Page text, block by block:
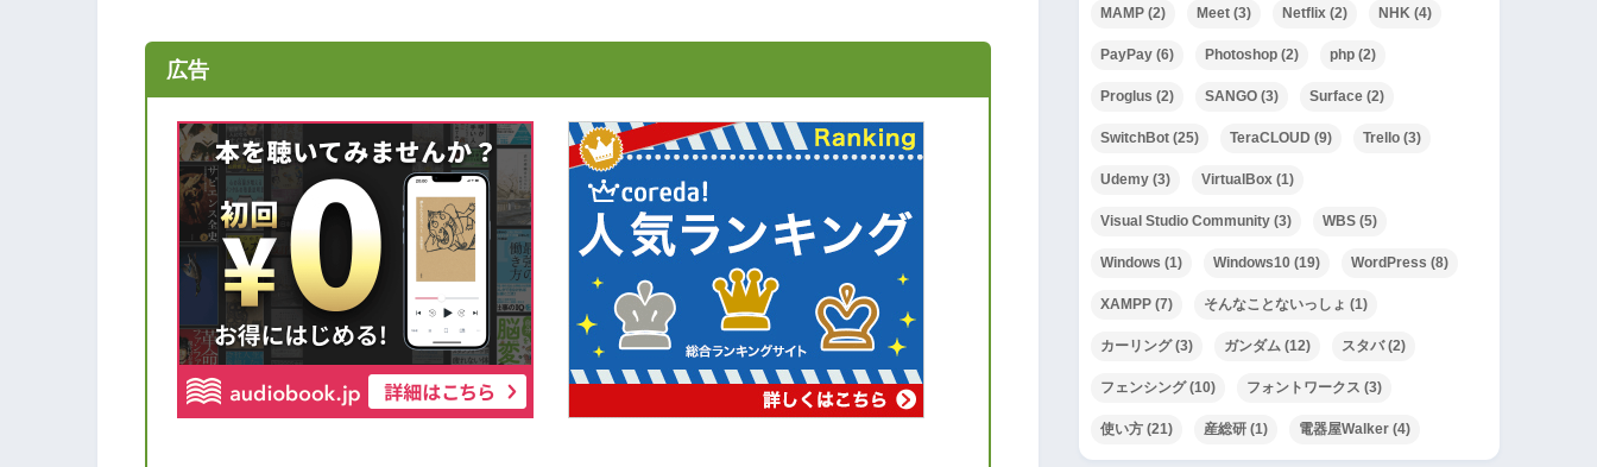
広告
MAMP (2) Meet (3) Netflix (2) NHK (4)
PayPay (6) Photoshop (2) php (2)
Proglus (2) SANGO (3) Surface (2)
SwitchBot (25) TeraCLOUD (9) Trello (3)
Udemy (3) VirtualBox (1)
Visual Studio Community (3) WBS (5)
Windows (1) Windows10 (19) WordPress (8)
XAMPP (7) そんなことないっしょ (1)
カーリング(3) ガンダム (12) スタバ(2)
フェンシング(10) フォントワークス (3)
使い方 (21) 産総研 (1) 電器屋Walker (4)